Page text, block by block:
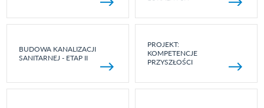
BUDOWA KANALIZACJI
SANITARNEJ - ETAP II
PROJEKT:
KOMPETENCJE
PRZYSZŁOŚCI